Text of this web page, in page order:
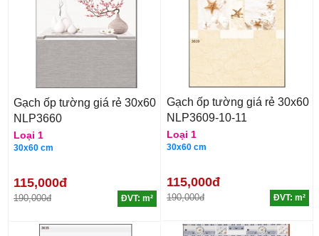
Gạch ốp tường giá rẻ 30x60
NLP3660
Loại 1
30x60 cm
115,000đ
190,000đ ĐVT: m²
Gạch ốp tường giá rẻ 30x60
NLP3609-10-11
Loại 1
30x60 cm
115,000đ
190,000đ ĐVT: m²